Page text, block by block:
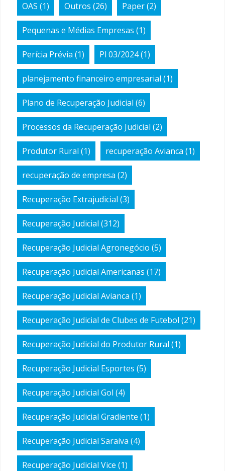
OAS (1) Outros (26) Paper(2)
Pequenas e Médias Empresas (1)
Perícia Prévia (1) Pl 03/2024(1)
planejamento financeiro empresarial (1)
Plano de Recuperação Judicial (6)
Processos da Recuperação Judicial (2)
Produtor Rural (1) recuperação Avianca (1)
recuperação de empresa (2)
Recuperação Extrajudicial (3)
Recuperação Judicial (312)
Recuperação Judicial Agronegócio (5)
Recuperação Judicial Americanas (17)
Recuperação Judicial Avianca (1)
Recuperação Judicial de Clubes de Futebol (21)
Recuperação Judicial do Produtor Rural (1)
Recuperação Judicial Esportes (5)
Recuperação Judicial Gol (4)
Recuperação Judicial Gradiente (1)
Recuperação Judicial Saraiva (4)
Recuperação Judicial Vice (1)